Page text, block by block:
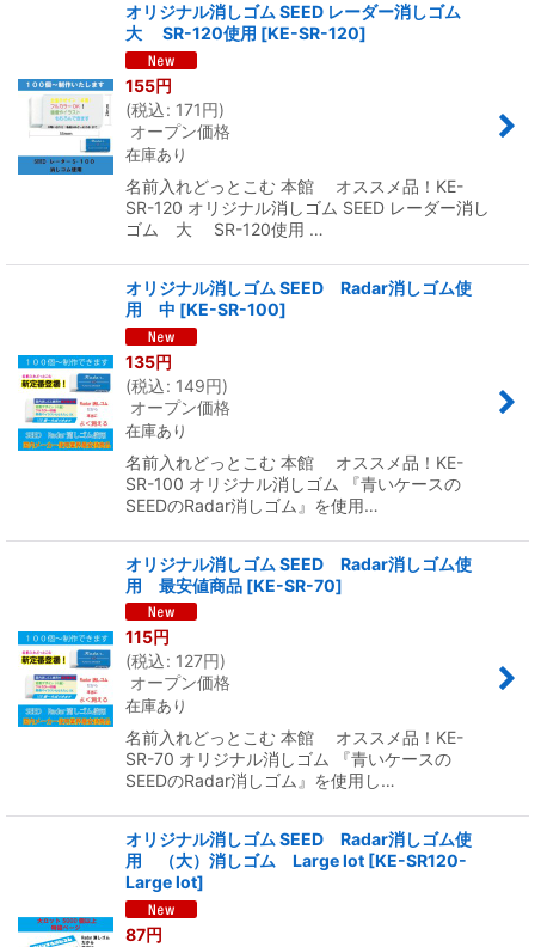
オリジナル消しゴム SEED レーダー消しゴム
大 SR-120使用 [KE-SR-120]
155円
(税込: 171円)
オープン価格
在庫あり
名前入れどっとこむ 本館 オススメ品！KE-
SR-120 オリジナル消しゴム SEED レーダー消し
ゴム 大 SR-120使用 …
オリジナル消しゴム SEED Radar消しゴム使
用 中 [KE-SR-100]
135円
(税込: 149円)
オープン価格
在庫あり
名前入れどっとこむ 本館 オススメ品！KE-
SR-100 オリジナル消しゴム 『青いケースの
SEEDのRadar消しゴム』を使用…
オリジナル消しゴム SEED Radar消しゴム使
用 最安値商品 [KE-SR-70]
115円
(税込: 127円)
オープン価格
在庫あり
名前入れどっとこむ 本館 オススメ品！KE-
SR-70 オリジナル消しゴム 『青いケースの
SEEDのRadar消しゴム』を使用し…
オリジナル消しゴム SEED Radar消しゴム使
用 （大）消しゴム Large lot [KE-SR120-
Large lot]
87円